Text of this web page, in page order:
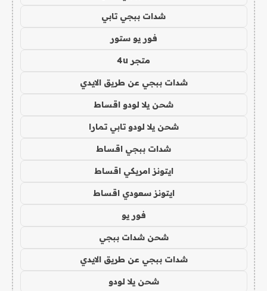
شدات ببجي تابي
فور يو ستور
متجر 4u
شدات ببجي عن طريق الايدي
شحن يلا لودو اقساط
شحن يلا لودو تابي تمارا
شدات ببجي اقساط
ايتونز امريكي اقساط
ايتونز سعودي اقساط
فور يو
شحن شدات ببجي
شدات ببجي عن طريق الايدي
شحن يلا لودو